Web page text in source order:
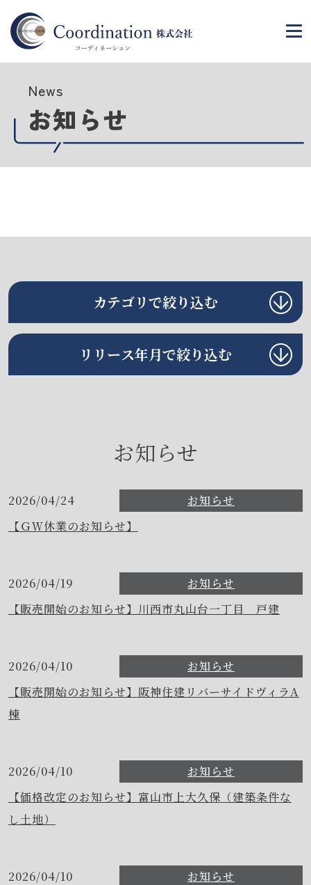
News
お知らせ
カテゴリで絞り込む
リリース年月で絞り込む
お知らせ
2026/04/24
お知らせ
【ＧＷ休業のお知らせ】
2026/04/19
お知らせ
【販売開始のお知らせ】川西市丸山台一丁目 戸建
2026/04/10
お知らせ
【販売開始のお知らせ】阪神住建リバーサイドヴィラA
棟
2026/04/10
お知らせ
【価格改定のお知らせ】富山市上大久保（建築条件な
し土地）
2026/04/10
お知らせ